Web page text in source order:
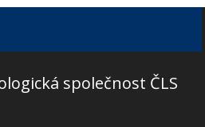
společnost ČLS